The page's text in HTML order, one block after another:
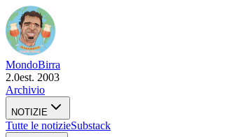
MondoBirra
2.0est. 2003
Archivio
NOTIZIE
Tutte le notizieSubstack